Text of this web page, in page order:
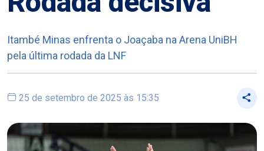
Itambé Minas enfrenta o Joaçaba na Arena UniBH
pela última rodada da LNF
25 de setembro de 2025 às 15:35